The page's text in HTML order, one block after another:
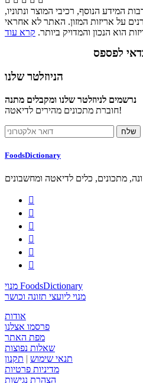
המידע הנוסף, רכיבי המוצר ונתוניו,
על אריזות המזון. האתר לא אחראי
הוא הנכון והמדויק ביותר. קרא עוד
הניוזלטר שלנו
נרשמים לניוזלטר שלנו ומקבלים מתנה
חוברת מתכונים מהירים לדיאטה!
FoodsDictionary
מתכונים, כלים לדיאטה ומחשבונים






מנוי FoodsDictionary
מנוי ליועצי תזונה וכושר
אודות
פרסמו אצלנו
מפת האתר
שאלות נפוצות
תנאי שימוש | תקנון
מדיניות פרטיות
הצהרת נגישות